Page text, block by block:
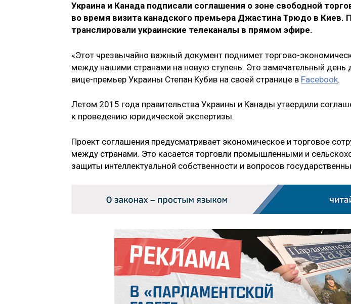
Украина и Канада подписали соглашения о зоне свободной
во время визита канадского премьера Джастина Трюдо в Киев.
транслировали украинские телеканалы в прямом эфире.
«Этот чрезвычайно важный документ поднимет торгово-
между нашими странами на новую ступень. Это замечательный день
вице-премьер Украины Степан Кубив на своей странице в Facebook.
Летом 2015 года правительства Украины и Канады утвердили
к проведению юридической экспертизы.
Проект соглашения предусматривает экономическое и торговое
между странами. Это касается торговли промышленными и
защиты интеллектуальной собственности и вопросов